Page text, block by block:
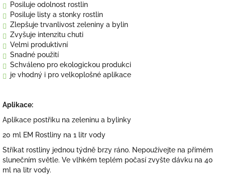
Posiluje odolnost rostlin
Posiluje listy a stonky rostlin
Zlepšuje trvanlivost zeleniny a bylin
Zvyšuje intenzitu chuti
Velmi produktivní
Snadné použití
Schváleno pro ekologickou produkci
je vhodný i pro velkoplošné aplikace
Aplikace:
Aplikace postřiku na zeleninu a bylinky
20 ml EM Rostliny na 1 litr vody
Stříkat rostliny jednou týdně brzy ráno. Nepoužívejte na přímém
slunečním světle. Ve vlhkém teplém počasí zvyšte dávku na 40
ml na litr vody.